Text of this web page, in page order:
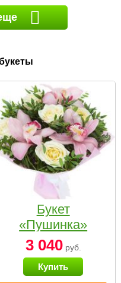
Букет
«Пушинка»
3 040руб.
Купить